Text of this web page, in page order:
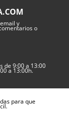
y
o
de 9:00 a 13:00
a 13:00h.
para que